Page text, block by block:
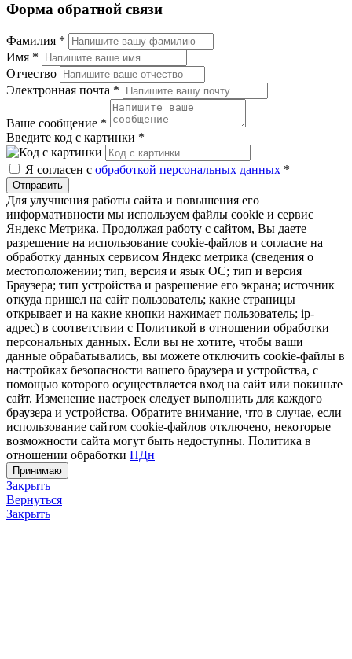
Форма обратной связи
Фамилия *
Имя *
Отчество
Электронная почта *
Ваше сообщение *
Введите код с картинки *
Я согласен с обработкой персональных данных *
Отправить
Для улучшения работы сайта и повышения его
информативности мы используем файлы cookie и сервис
Яндекс Метрика. Продолжая работу с сайтом, Вы даете
разрешение на использование cookie-файлов и согласие на
обработку данных сервисом Яндекс метрика (сведения о
местоположении; тип, версия и язык ОС; тип и версия
Браузера; тип устройства и разрешение его экрана; источник
откуда пришел на сайт пользователь; какие страницы
открывает и на какие кнопки нажимает пользователь; ip-
адрес) в соответствии с Политикой в отношении обработки
персональных данных. Если вы не хотите, чтобы ваши
данные обрабатывались, вы можете отключить cookie-файлы в
настройках безопасности вашего браузера и устройства, с
помощью которого осуществляется вход на сайт или покиньте
сайт. Изменение настроек следует выполнить для каждого
браузера и устройства. Обратите внимание, что в случае, если
использование сайтом cookie-файлов отключено, некоторые
возможности сайта могут быть недоступны. Политика в
отношении обработки ПДн
Принимаю
Закрыть
Вернуться
Закрыть